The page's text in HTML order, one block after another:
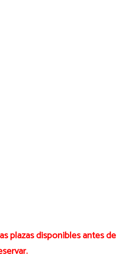
plazas disponibles antes de